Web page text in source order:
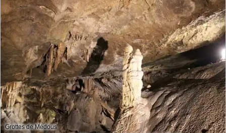
Grottes de Médous